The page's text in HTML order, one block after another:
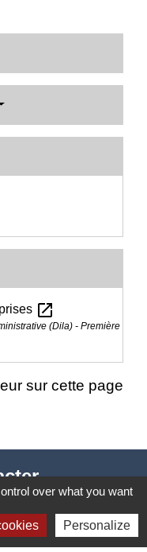
open_in_new
(Dila) - Première
sur cette page
over what you want
Personalize